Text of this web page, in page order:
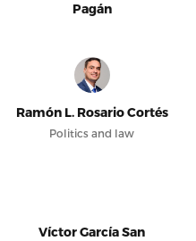
Pagán
Ramón L. Rosario Cortés
Politics and law
Víctor García San